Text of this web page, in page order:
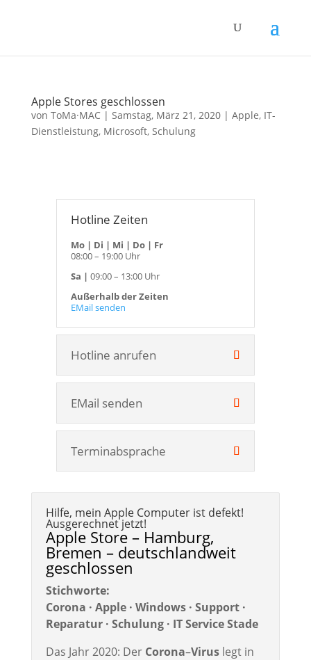
Apple Stores geschlossen
von ToMa·MAC| Samstag, März 21, 2020| Apple, IT-
Dienstleistung, Microsoft, Schulung
Hotline Zeiten
Mo | Di | Mi | Do | Fr
08:00 – 19:00 Uhr
Sa | 09:00 – 13:00 Uhr
Außerhalb der Zeiten
EMail senden
Hotline anrufen
EMail senden
Terminabsprache
Hilfe, mein Apple Computer ist defekt!
Ausgerechnet jetzt!
Apple Store – Hamburg,
Bremen – deutschlandweit
geschlossen
Stichworte:
Corona · Apple · Windows · Support ·
Reparatur · Schulung · IT Service Stade
Das Jahr 2020: Der Corona–Viruslegt in